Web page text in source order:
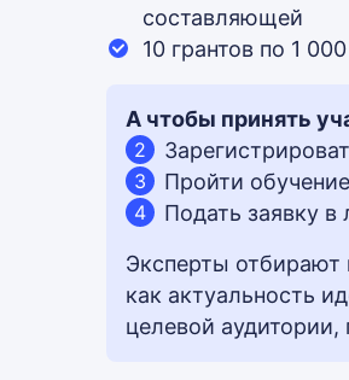
составляющей
10 грантов по 1
А чтобы принять
Пройти
Подать заявку
Эксперты отбирают
как актуальность
целевой